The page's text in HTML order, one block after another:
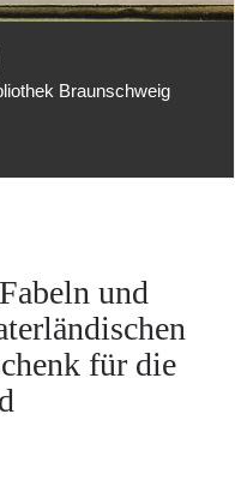
Braunschweig
und
für die